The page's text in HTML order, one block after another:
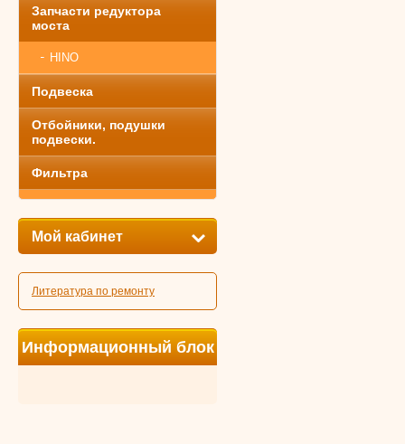
Запчасти редуктора
моста
HINO
Подвеска
Отбойники, подушки
подвески.
Фильтра
Мой кабинет
Литература по ремонту
Информационный блок